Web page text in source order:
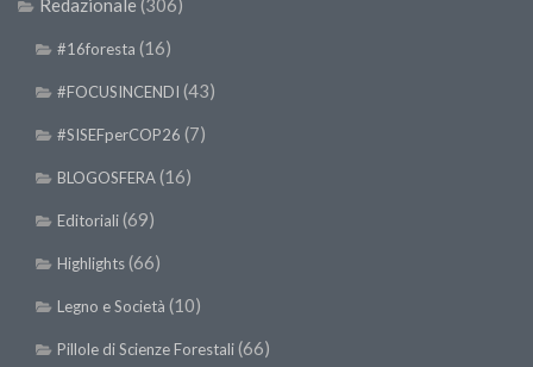
Pillole di Scienze Forestali
Highlights
#FOCUSINCENDI
Cartella Stampa
Comunicati
Infografiche
Video
Redazionale (306)
#16foresta (16)
#FOCUSINCENDI (43)
#SISEFperCOP26 (7)
BLOGOSFERA(16)
Editoriali(69)
Highlights(66)
Legno e Società (10)
Pillole di Scienze Forestali(66)